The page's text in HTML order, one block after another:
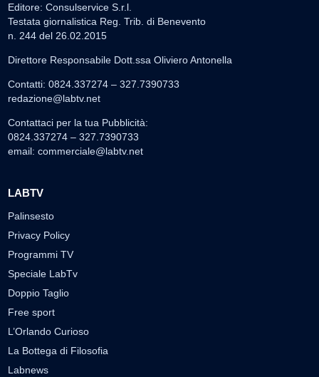
Editore: Consulservice S.r.l.
Testata giornalistica Reg. Trib. di Benevento
n. 244 del 26.02.2015
Direttore Responsabile Dott.ssa Oliviero Antonella
Contatti: 0824.337274 – 327.7390733
redazione@labtv.net
Contattaci per la tua Pubblicità:
0824.337274 – 327.7390733
email: commerciale@labtv.net
LABTV
Palinsesto
Privacy Policy
Programmi TV
Speciale LabTv
Doppio Taglio
Free sport
L’Orlando Curioso
La Bottega di Filosofia
Labnews